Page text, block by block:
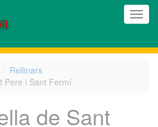
Rellinars
Pere i Sant Fermí
de Sant